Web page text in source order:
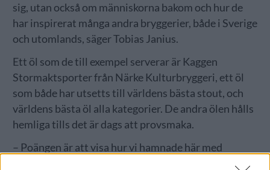
sig, utan också om människorna bakom och hur de
har inspirerat många andra bryggerier, både i Sverige
och utomlands, säger Tobias Janius.
Ett öl som de till exempel serverar är Kaggen
Stormaktsporter från Närke Kulturbryggeri, ett öl
som både har utsetts till världens bästa stout, och
världens bästa öl alla kategorier. De andra ölen hålls
hemliga tills det är dags att provsmaka.
– Poängen är att visa hur vi hamnade här med
hundratals svenska bryggerier och ett utbud av öl